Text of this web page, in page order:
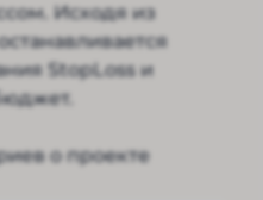
Исходя из
StopLoss и
о проекте